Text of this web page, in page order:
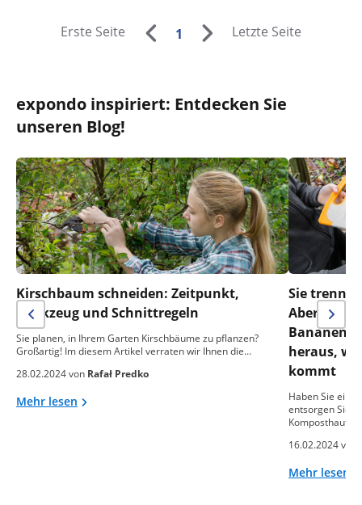
Erste Seite 1 Letzte Seite
expondo inspiriert: Entdecken Sie
unseren Blog!
Kirschbaum schneiden: Zeitpunkt,
Werkzeug und Schnittregeln
Sie planen, in Ihrem Garten Kirschbäume zu pflanzen?
Großartig! Im diesem Artikel verraten wir Ihnen die…
28.02.2024 von Rafał Predko
Mehr lesen
Sie
Aber was
heraus,
kommt
Haben Sie
entsorgen Sie
16.02.2024 von
Mehr lesen